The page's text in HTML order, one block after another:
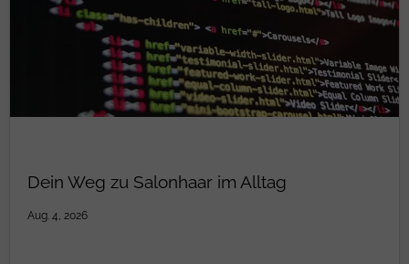
Dein Weg zu Salonhaar im Alltag
Aug. 4, 2026